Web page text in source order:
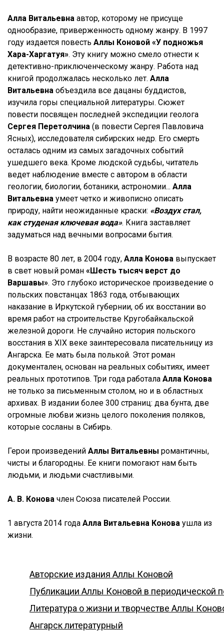
Алла Витальевна автор, которому не присуще
однообразие, приверженность одному жанру. В 1997
году издается повесть Аллы Коновой «У подножья
Хара-Харгатуя». Эту книгу можно смело отнести к
детективно-приключенческому жанру. Работа над
книгой продолжалась несколько лет. Алла
Витальевна объездила все дацаны буддистов,
изучила горы специальной литературы. Сюжет
повести посвящен последней экспедиции геолога
Сергея Перетолчина (в повести Сергея Павловича
Ясных), исследователя сибирских недр. Его смерть
осталась одним из самых загадочных событий
ушедшего века. Кроме людской судьбы, читатель
ведет наблюдение вместе с автором в области
геологии, биологии, ботаники, астрономии... Алла
Витальевна умеет четко и живописно описать
природу, найти неожиданные краски: «Воздух стал,
как студеная ключевая вода». Книга заставляет
задуматься над вечными вопросами бытия.
В возрасте 80 лет, в 2004 году, Алла Конова выпускает
в свет новый роман «Шесть тысяч верст до
Варшавы». Это глубоко историческое произведение о
польских повстанцах 1863 года, отбывающих
наказание в Иркутской губернии, об их восстании во
время работ на строительстве Кругобайкальской
железной дороги. Не случайно история польского
восстания в XIX веке заинтересовала писательницу из
Ангарска. Ее мать была полькой. Этот роман
документален, основан на реальных событиях, имеет
реальных прототипов. Три года работала Алла Конова
не только за письменным столом, но и в областных
архивах. В издании более 300 страниц: два бунта, две
огромные любви жизнь целого поколения поляков,
которые сосланы в Сибирь.
Герои произведений Аллы Витальевны романтичны,
чисты и благородны. Ее книги помогают нам быть
людьми, и людьми счастливыми.
А. В. Конова член Союза писателей России.
1 августа 2014 года Алла Витальевна Конова ушла из
жизни.
Авторские издания Аллы Коновой
Публикации Аллы Коновой в периодической
Литература о жизни и творчестве Аллы
Ангарск литературный